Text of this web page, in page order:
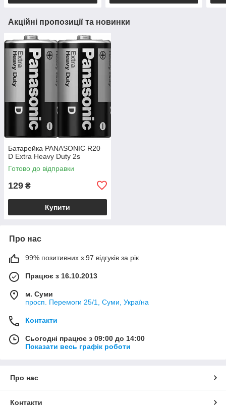
Акційні пропозиції та новинки
Батарейка PANASONIC R20
D Extra Heavy Duty 2s
Готово до відправки
129 ₴
Купити
Про нас
99% позитивних з 97 відгуків за рік
Працює з 16.10.2013
м. Суми
просп. Перемоги 25/1, Суми, Україна
Контакти
Сьогодні працює з 09:00 до 14:00
Показати весь графік роботи
Про нас
Контакти